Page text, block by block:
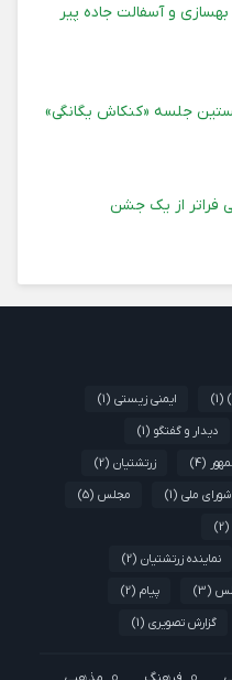
و آسفالت جاده پیر
جلسه «کنکاش یگانگی»
فراتر از یک جشن
(1) ایمنی زیستی (1)
دیدار و گفتگو (1)
(4) زرتشتیان (2)
شورای ملی (1) مجلس (5)
(2)
نماینده زرتشتیان (2)
(3) پیام (2)
گزارش تصویری (1)